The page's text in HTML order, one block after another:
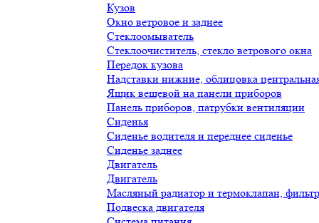
Кузов
Окно ветровое и заднее
Стеклоомыватель
Стеклоочиститель, стекло ветрового окна
Передок кузова
Надставки нижние, облицовка
Ящик вещевой на панели приборов
Панель приборов, патрубки вентиляции
Сиденья
Сиденье водителя и переднее сиденье
Сиденье заднее
Двигатель
Двигатель
Масляный радиатор и термоклапан,
Подвеска двигателя